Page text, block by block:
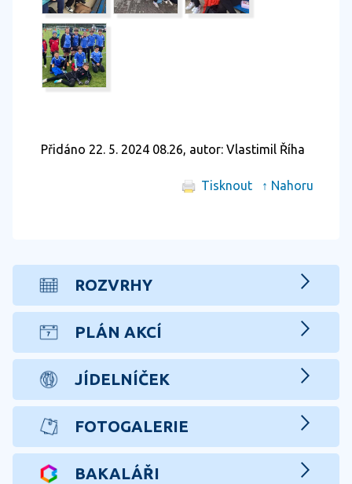
Přidáno 22. 5. 2024 08.26, autor: Vlastimil Říha
Tisknout ↑ Nahoru
ROZVRHY
PLÁN AKCÍ
JÍDELNÍČEK
FOTOGALERIE
BAKALÁŘI